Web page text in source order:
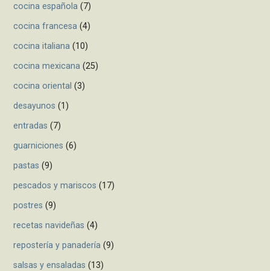
cocina española (7)
cocina francesa (4)
cocina italiana (10)
cocina mexicana (25)
cocina oriental (3)
desayunos (1)
entradas (7)
guarniciones (6)
pastas (9)
pescados y mariscos (17)
postres (9)
recetas navideñas (4)
repostería y panadería (9)
salsas y ensaladas (13)